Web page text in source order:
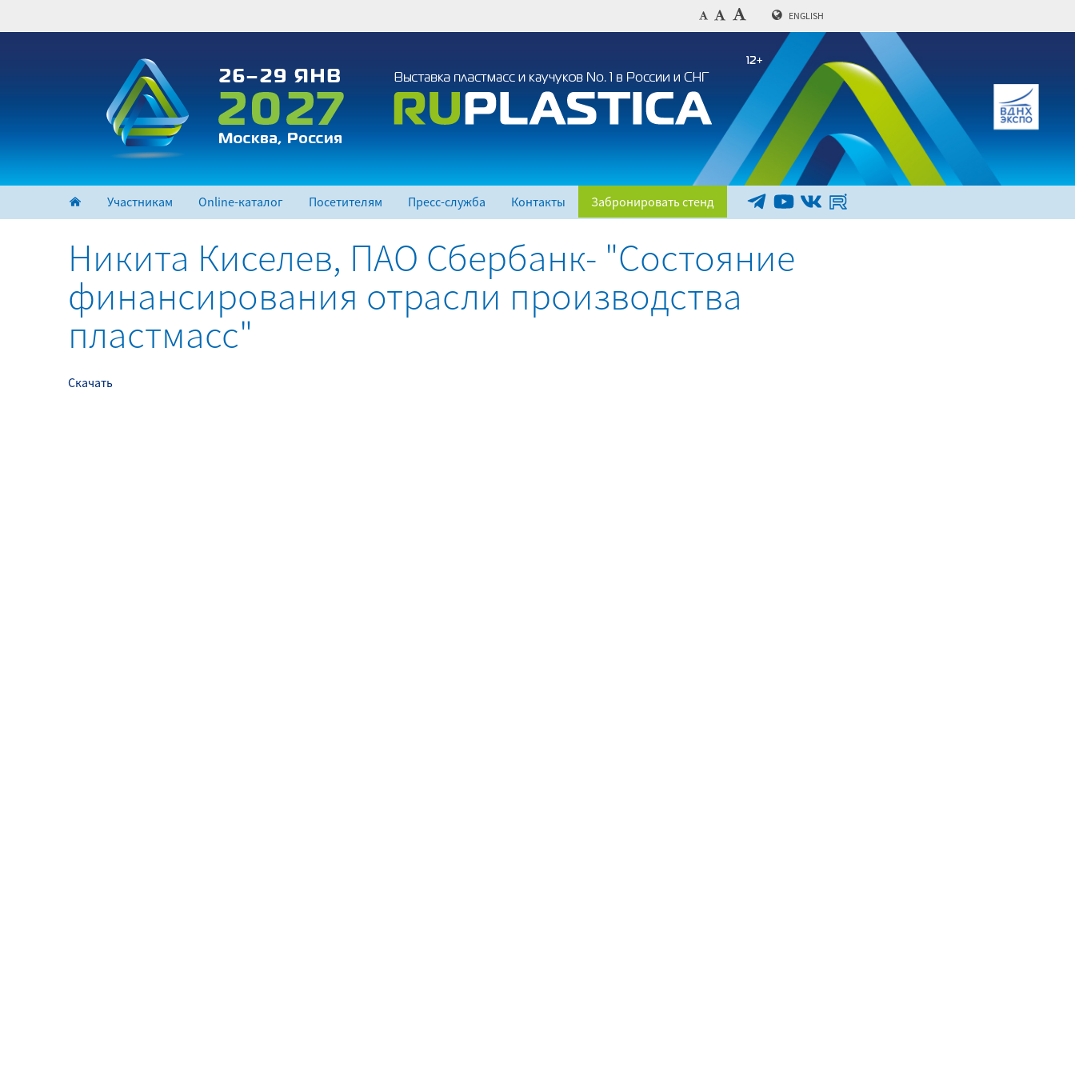
к
ENGLISH
Участникам Online-каталог Посетителям Пресс-служба Контакты Забронировать стенд
Никита Киселев, ПАО Сбербанк- "Состояние
финансирования отрасли производства
пластмасс"
Скачать